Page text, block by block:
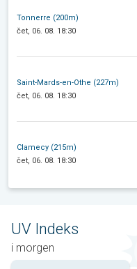
Tonnerre (200m)
čet, 06. 08. 18:30
Saint-Mards-en-Othe (227m)
čet, 06. 08. 18:30
Clamecy (215m)
čet, 06. 08. 18:30
UV Indeks
i morgen